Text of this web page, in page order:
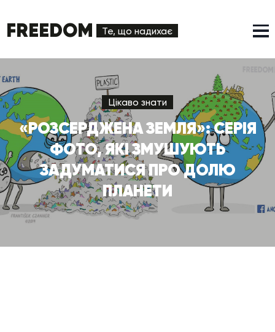
FREEDOM Те, що надихає
Цікаво знати
«РОЗСЕРДЖЕНА ЗЕМЛЯ»: СЕРІЯ
ФОТО, ЯКІ ЗМУШУЮТЬ
ЗАДУМАТИСЯ ПРО ДОЛЮ
ПЛАНЕТИ